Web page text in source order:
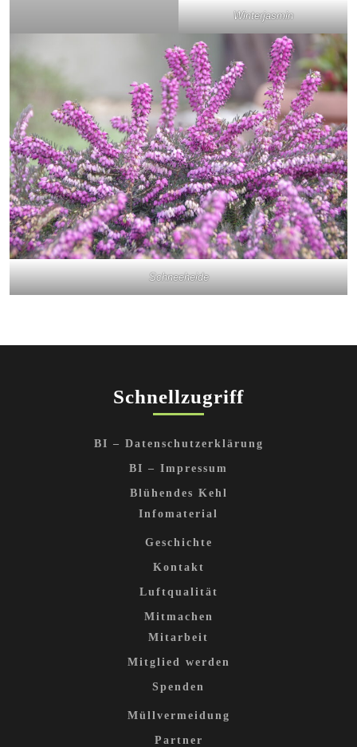
Winterjasmin
Schneeheide
Schnellzugriff
BI – Datenschutzerklärung
BI – Impressum
Blühendes Kehl
Infomaterial
Geschichte
Kontakt
Luftqualität
Mitmachen
Mitarbeit
Mitglied werden
Spenden
Müllvermeidung
Partner